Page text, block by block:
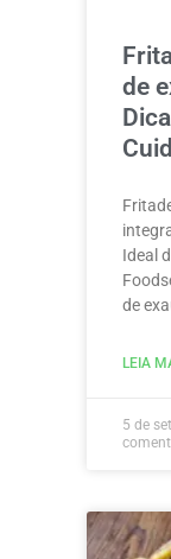
de
Ideal
de
LEIA
5 de